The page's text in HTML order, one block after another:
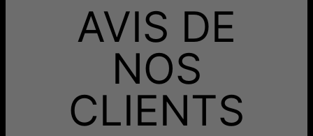
AVIS DE
NOS
CLIENTS